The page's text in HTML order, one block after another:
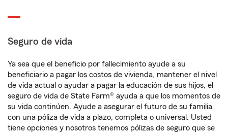
Seguro de vida
Ya sea que el beneficio por fallecimiento ayude a su
beneficiario a pagar los costos de vivienda, mantener el nivel
de vida actual o ayudar a pagar la educación de sus hijos, el
seguro de vida de State Farm® ayuda a que los momentos de
su vida continúen. Ayude a asegurar el futuro de su familia
con una póliza de vida a plazo, completa o universal. Usted
tiene opciones y nosotros tenemos pólizas de seguro que se